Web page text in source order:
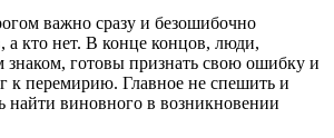
важно сразу и безошибочно
а кто нет. В конце концов, люди,
готовы признать свою ошибку и
к перемирию. Главное не спешить и
найти виновного в возникновении